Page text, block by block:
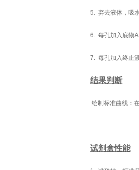
5. 弃去液体，吸
6. 每孔加入底物
7. 每孔加入终止
结果判断
绘制标准曲线：
试剂盒性能